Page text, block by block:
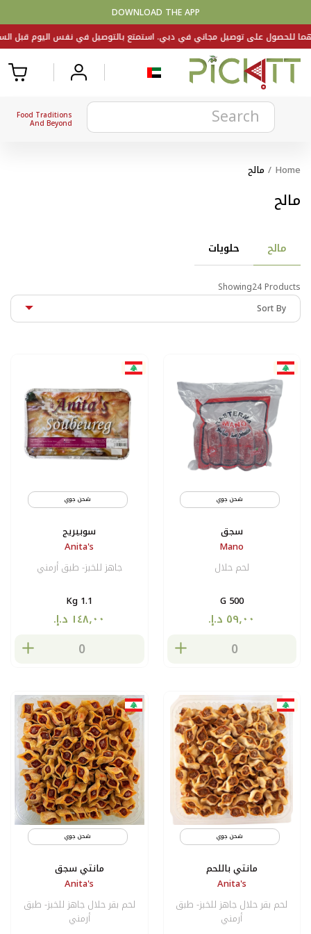
DOWNLOAD THE APP
Food Traditions
And Beyond
Home
/ مالح
مالح
مالح حلويات
Showing24 Products
شحن جوي
سجق
Mano
لحم حلال
500 G
شحن جوي
سوبيريج
Anita's
جاهز للخبز- طبق أرمني
1.1 Kg
شحن جوي
مانتي باللحم
Anita's
لحم بقر حلال جاهز للخبز- طبق
أرمني
شحن جوي
مانتي سجق
Anita's
لحم بقر حلال جاهز للخبز- طبق
أرمني